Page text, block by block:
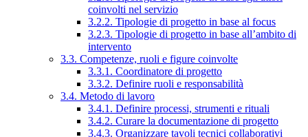
coinvolti nel servizio
3.2.2. Tipologie di progetto in base al focus
3.2.3. Tipologie di progetto in base all’ambito di
intervento
3.3. Competenze, ruoli e figure coinvolte
3.3.1. Coordinatore di progetto
3.3.2. Definire ruoli e responsabilità
3.4. Metodo di lavoro
3.4.1. Definire processi, strumenti e rituali
3.4.2. Curare la documentazione di progetto
3.4.3. Organizzare tavoli tecnici collaborativi